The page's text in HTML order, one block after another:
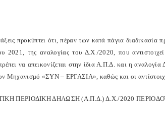
προκύπτει ότι, πέραν των κατά πάγια
2021, της αναλογίας του Δ.Χ./2020, που
να απεικονίζεται στην ίδια Α.Π.Δ. και η
Μηχανισμό «ΣΥΝ – ΕΡΓΑΣΙΑ», καθώς και οι
ΠΕΡΙΟΔΙΚΗ ΔΗΛΩΣΗ (Α.Π.Δ.) Δ.Χ./2020